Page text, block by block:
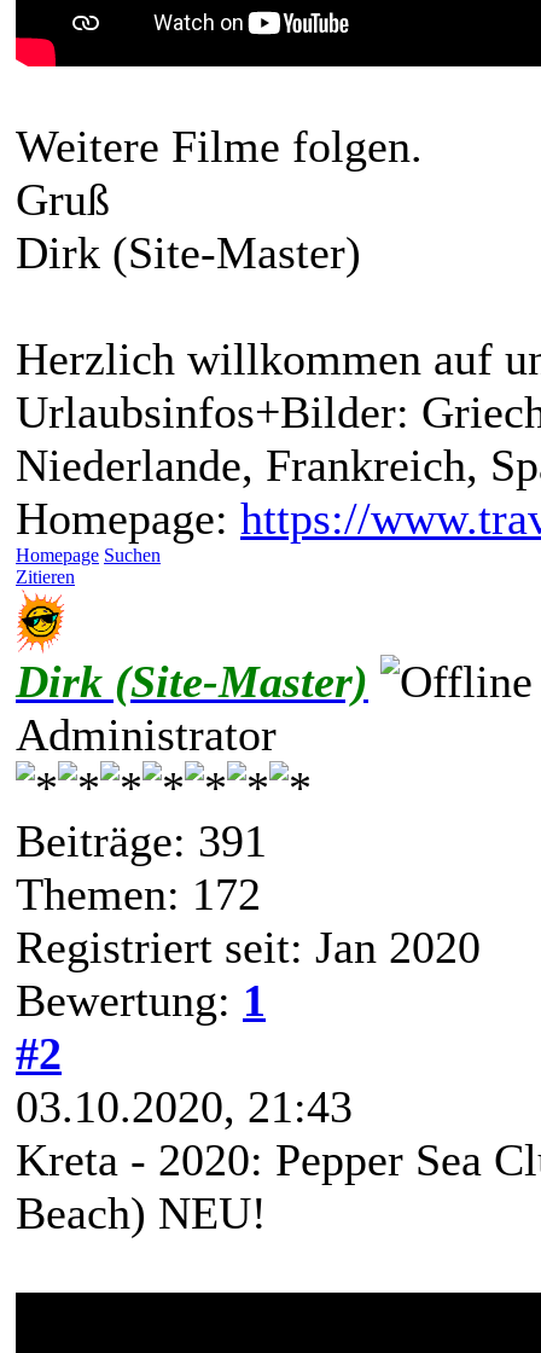
Weitere Filme folgen.
Gruß
Dirk (Site-Master)
Herzlich willkommen auf
Urlaubsinfos+Bilder:
Niederlande, Frankreich,
Homepage: https://
Homepage Suchen
Zitieren
Dirk (Site-Master)
Administrator
Beiträge: 391
Themen: 172
Registriert seit: Jan 2020
Bewertung: 1
#2
03.10.2020, 21:43
Kreta - 2020: Pepper Sea
Beach) NEU!